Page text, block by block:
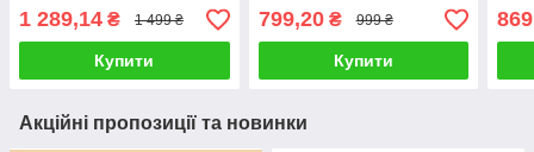
1 289,14 ₴ 1 499 ₴
Купити
799,20₴ 999 ₴
Купити
Акційні пропозиції та новинки